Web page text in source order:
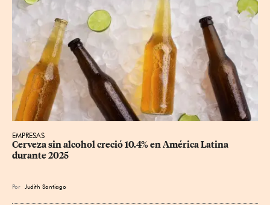
EMPRESAS
Cerveza sin alcohol creció 10.4% en América Latina
durante 2025
Por Judith Santiago